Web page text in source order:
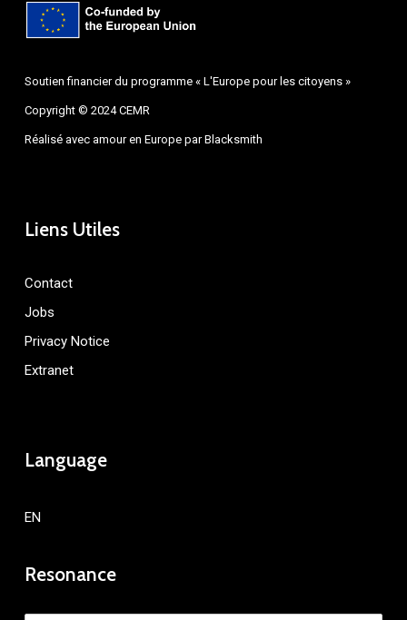
Soutien financier du programme « L'Europe pour les citoyens »
Copyright © 2024 CEMR
Réalisé avec amour en Europe parBlacksmith
Liens Utiles
Contact
Jobs
Privacy Notice
Extranet
Language
EN
Resonance